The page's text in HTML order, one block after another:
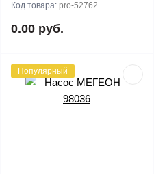
Код товара: pro-52762
0.00 руб.
Популярный